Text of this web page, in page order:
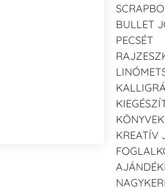
BULLET
PECSÉT
KREATÍV